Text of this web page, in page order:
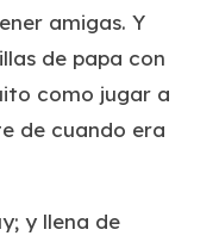
amigas. Y
de papa con
como jugar a
de cuando era
y llena de